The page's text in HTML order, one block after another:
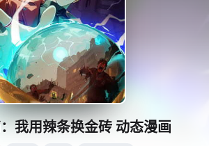
我用辣条换金砖 动态漫画